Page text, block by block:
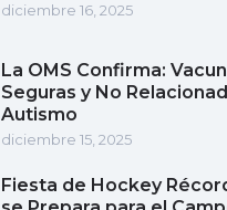
diciembre 16, 2025
La OMS Confirma:
Seguras y No
Autismo
diciembre 15, 2025
Fiesta de Hockey